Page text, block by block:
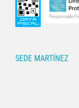
SEDE MARTÍNEZ